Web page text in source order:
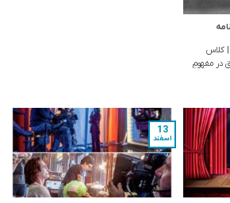
| کلاس
در مفهومِ
13
اسفند